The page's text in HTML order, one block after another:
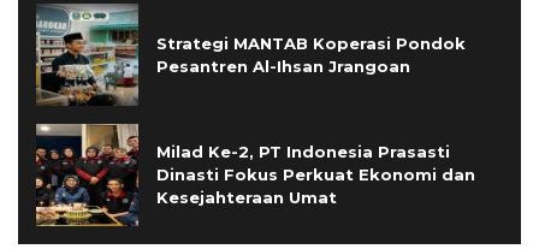
Strategi MANTAB Koperasi Pondok
Pesantren Al-Ihsan Jrangoan
Milad Ke-2, PT Indonesia Prasasti
Dinasti Fokus Perkuat Ekonomi dan
Kesejahteraan Umat